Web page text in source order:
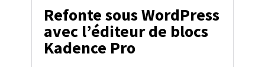
Refonte sous WordPress
avec l’éditeur de blocs
Kadence Pro